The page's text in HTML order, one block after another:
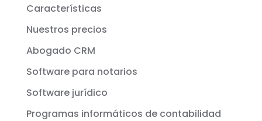
Características
Nuestros precios
Abogado CRM
Software para notarios
Software jurídico
Programas informáticos de contabilidad